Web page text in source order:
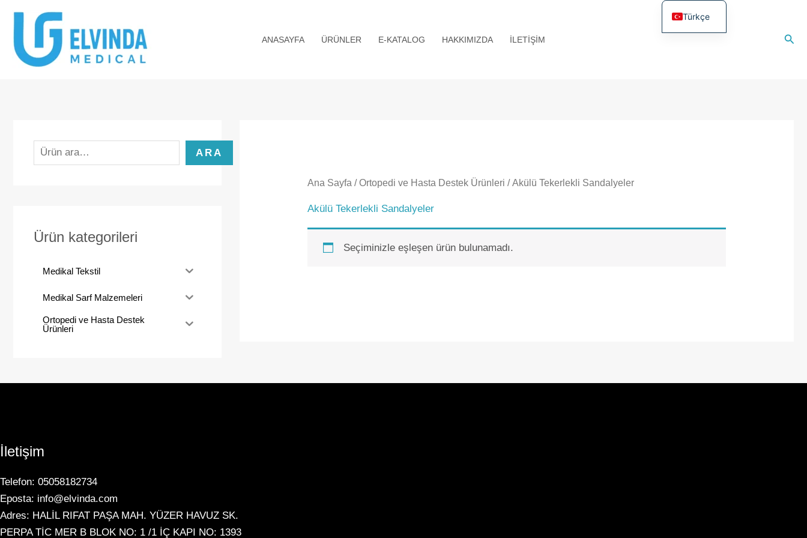
atla
ANASAYFA ÜRÜNLER E-KATALOG HAKKIMIZDA İLETIŞIM
a
ARA
Ürün kategorileri
Medikal Tekstil
Medikal Sarf Malzemeleri
Ortopedi ve Hasta Destek
Ürünleri
Ana Sayfa /Ortopedi ve Hasta Destek Ürünleri / Akülü Tekerlekli Sandalyeler
Akülü Tekerlekli Sandalyeler
Seçiminizle eşleşen ürün bulunamadı.
İletişim
Telefon: 05058182734
Eposta: info@elvinda.com
Adres: HALİL RIFAT PAŞA MAH. YÜZER HAVUZ SK.
PERPA TİC MER B BLOK NO: 1 /1 İÇ KAPI NO: 1393
Türkçe
English